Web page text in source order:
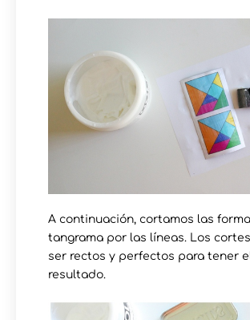
A continuación, cortamos las
tangrama por las líneas. Los
ser rectos y perfectos para tener
resultado.